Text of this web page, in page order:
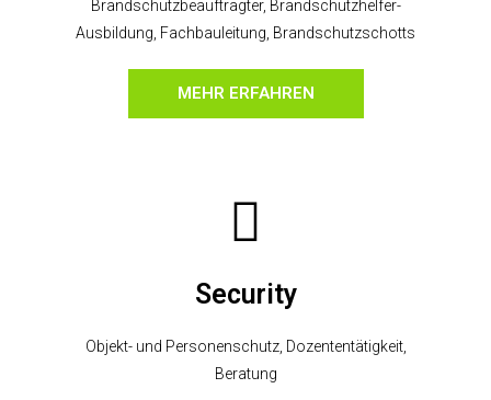
Brandschutzbeauftragter, Brandschutzhelfer-
Ausbildung, Fachbauleitung, Brandschutzschotts
MEHR ERFAHREN
Security
Objekt- und Personenschutz, Dozententätigkeit,
Beratung